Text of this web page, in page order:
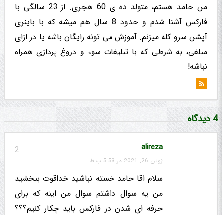
من حامد هستم، متولد ده ی 60 هجری. از 23 سالگی با
فارکس آشنا شدم و حدود 8 سال هم میشه که با باینری
آپشن سرو کله میزنم. آموزش می تونه رایگان باشه یا در ازای
مبلغی، به شرطی که با تبلیغات سوء و دروغ پردازی همراه
نباشه!
4 دیدگاه
2 alireza
ژوئن 26, 2021 در 5:53 ب.ظ
سلام اقا حامد خسته نباشید خداقوت ببخشید
من یه سوال داشتم سوال من اینه که برای
حرفه ای شدن در فارکس باید چکار کنیم؟؟؟